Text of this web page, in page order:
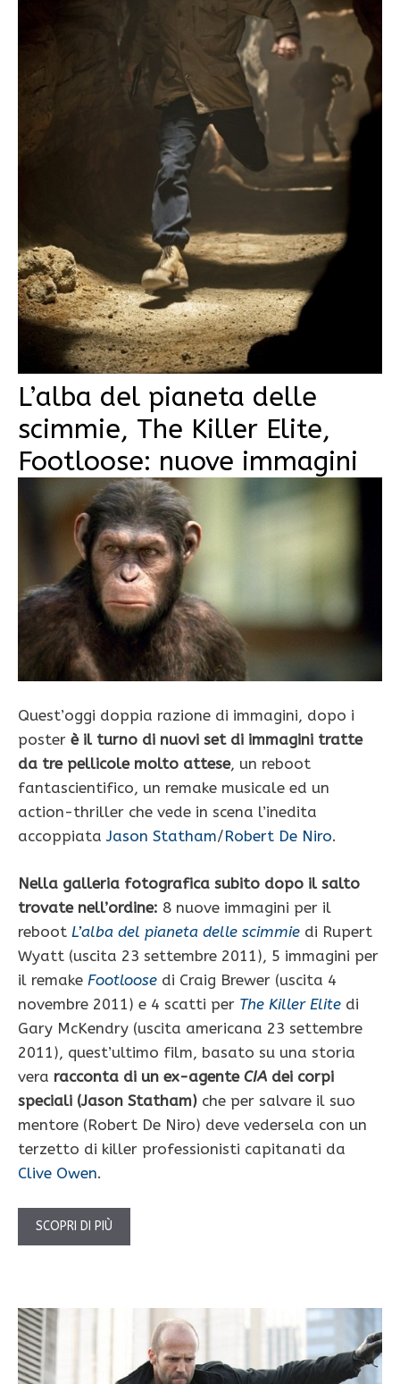
L’alba del pianeta delle
scimmie, The Killer Elite,
Footloose: nuove immagini
Quest’oggi doppia razione di immagini, dopo i
poster è il turno di nuovi set di immagini tratte
da tre pellicole molto attese, un reboot
fantascientifico, un remake musicale ed un
action-thriller che vede in scena l’inedita
accoppiata Jason Statham/Robert De Niro.
Nella galleria fotografica subito dopo il salto
trovate nell’ordine: 8 nuove immagini per il
reboot L’alba del pianeta delle scimmie di Rupert
Wyatt (uscita 23 settembre 2011), 5 immagini per
il remake Footloose di Craig Brewer (uscita 4
novembre 2011) e 4 scatti per The Killer Elite di
Gary McKendry (uscita americana 23 settembre
2011), quest’ultimo film, basato su una storia
vera racconta di un ex-agente CIA dei corpi
speciali (Jason Statham) che per salvare il suo
mentore (Robert De Niro) deve vedersela con un
terzetto di killer professionisti capitanati da
Clive Owen.
SCOPRI DI PIÙ